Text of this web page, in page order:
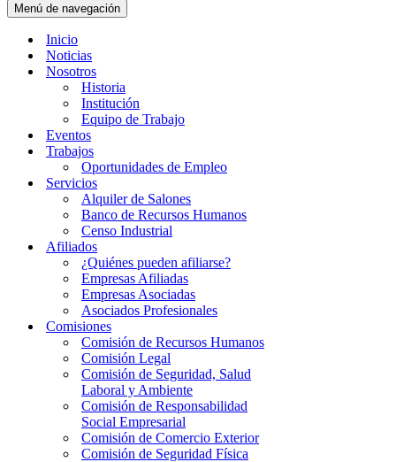
Menú de navegación
Inicio
Noticias
Nosotros
Historia
Institución
Equipo de Trabajo
Eventos
Trabajos
Oportunidades de Empleo
Servicios
Alquiler de Salones
Banco de Recursos Humanos
Censo Industrial
Afiliados
¿Quiénes pueden afiliarse?
Empresas Afiliadas
Empresas Asociadas
Asociados Profesionales
Comisiones
Comisión de Recursos Humanos
Comisión Legal
Comisión de Seguridad, Salud
Laboral y Ambiente
Comisión de Responsabilidad
Social Empresarial
Comisión de Comercio Exterior
Comisión de Seguridad Física